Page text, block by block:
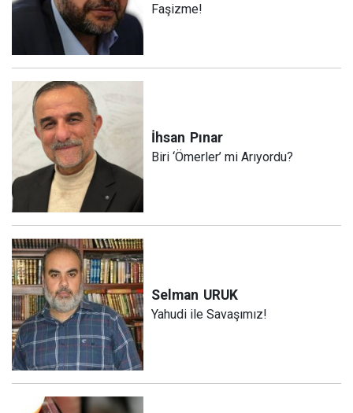
Faşizme!
İhsan Pınar
Biri ‘Ömerler’ mi Arıyordu?
Selman URUK
Yahudi ile Savaşımız!